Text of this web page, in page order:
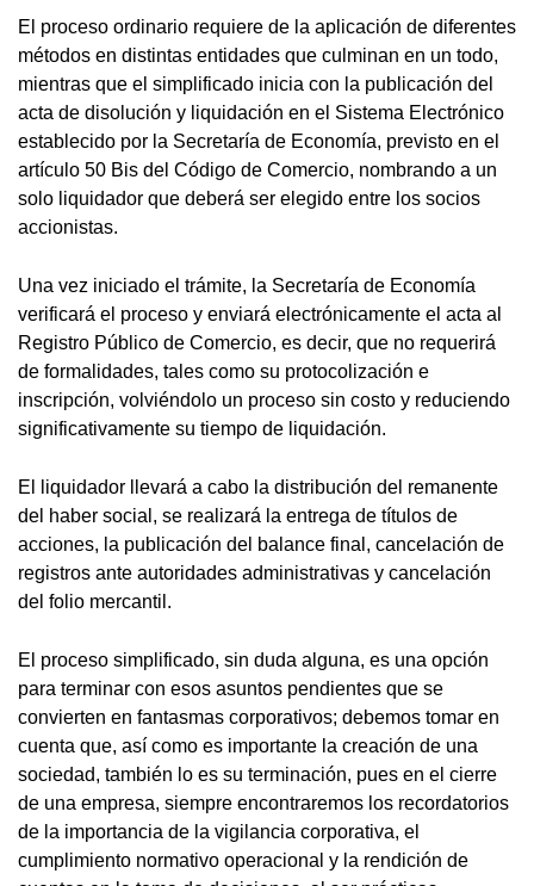
El proceso ordinario requiere de la aplicación de diferentes
métodos en distintas entidades que culminan en un todo,
mientras que el simplificado inicia con la publicación del
acta de disolución y liquidación en el Sistema Electrónico
establecido por la Secretaría de Economía, previsto en el
artículo 50 Bis del Código de Comercio, nombrando a un
solo liquidador que deberá ser elegido entre los socios
accionistas.
Una vez iniciado el trámite, la Secretaría de Economía
verificará el proceso y enviará electrónicamente el acta al
Registro Público de Comercio, es decir, que no requerirá
de formalidades, tales como su protocolización e
inscripción, volviéndolo un proceso sin costo y reduciendo
significativamente su tiempo de liquidación.
El liquidador llevará a cabo la distribución del remanente
del haber social, se realizará la entrega de títulos de
acciones, la publicación del balance final, cancelación de
registros ante autoridades administrativas y cancelación
del folio mercantil.
El proceso simplificado, sin duda alguna, es una opción
para terminar con esos asuntos pendientes que se
convierten en fantasmas corporativos; debemos tomar en
cuenta que, así como es importante la creación de una
sociedad, también lo es su terminación, pues en el cierre
de una empresa, siempre encontraremos los recordatorios
de la importancia de la vigilancia corporativa, el
cumplimiento normativo operacional y la rendición de